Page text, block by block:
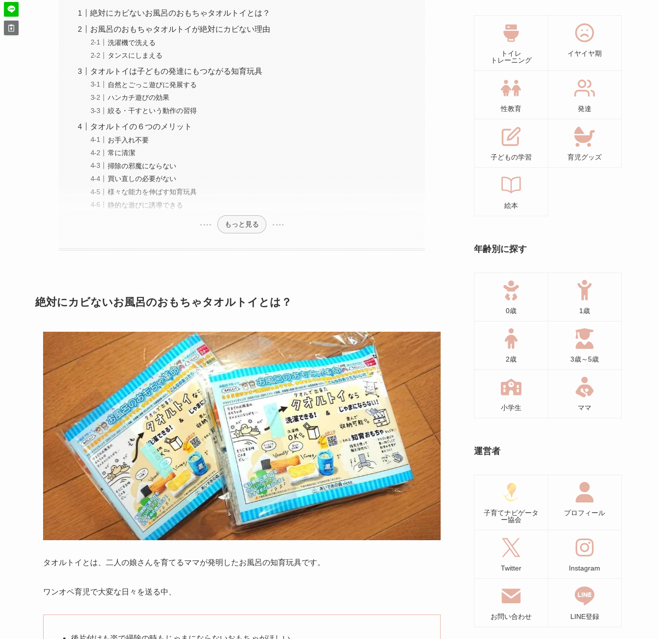
絶対にカビないお風呂のおもちゃタオルトイとは？
お風呂のおもちゃタオルトイが絶対にカビない理由
洗濯機で洗える
タンスにしまえる
タオルトイは子どもの発達にもつながる知育玩具
自然とごっこ遊びに発展する
ハンカチ遊びの効果
絞る・干すという動作の習得
タオルトイの６つのメリット
お手入れ不要
常に清潔
掃除の邪魔にならない
買い直しの必要がない
様々な能力を伸ばす知育玩具
静的な遊びに誘導できる
もっと見る
絶対にカビないお風呂のおもちゃタオルトイとは？
タオルトイとは、二人の娘さんを育てるママが発明したお風呂の知育玩具です。
ワンオペ育児で大変な日々を送る中、
トイレ
トレーニング
イヤイヤ期
性教育 発達
子どもの学習 育児グッズ
絵本
年齢別に探す
0歳 1歳
2歳 3歳～5歳
小学生 ママ
運営者
子育てナビゲータ
ー協会
プロフィール
Twitter Instagram
お問い合わせ LINE登録